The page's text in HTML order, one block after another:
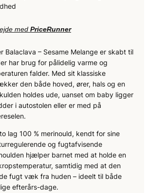
med PriceRunner
Balaclava – Sesame Melange er skabt til
har brug for pålidelig varme og
falder. Med sit klassiske
den både hoved, ører, hals og en
holdes ude, uanset om baby ligger
i autostolen eller er med på
lag 100 % merinould, kendt for sine
og fugtafvisende
hjælper barnet med at holde en
samtidig med at den
fugt væk fra huden – ideelt til både
efterårs-dage.